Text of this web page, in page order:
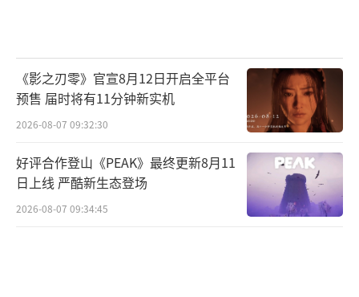
《影之刃零》官宣8月12日开启全平台
预售 届时将有11分钟新实机
2026-08-07 09:32:30
好评合作登山《PEAK》最终更新8月11
日上线 严酷新生态登场
2026-08-07 09:34:45